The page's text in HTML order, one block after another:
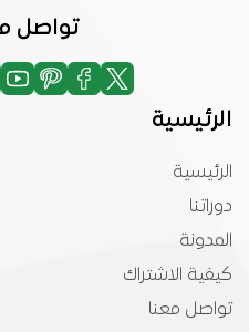
تواصل
الرئيسية
الرئيسية
دوراتنا
المدونة
كيفية الاشتراك
تواصل معنا